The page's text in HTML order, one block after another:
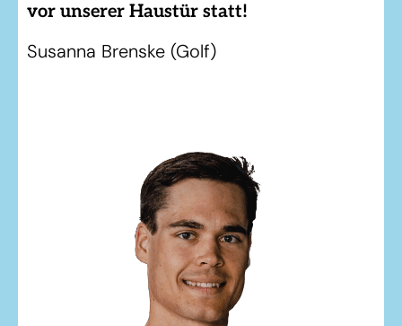
vor unserer Haustür statt!
Susanna Brenske (Golf)